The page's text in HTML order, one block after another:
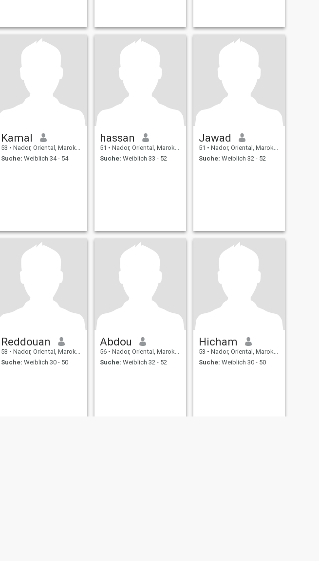
Kamal
53 • Nador, Oriental, Marokko
Suche: Weiblich 34 - 54
hassan
51 • Nador, Oriental, Marokko
Suche: Weiblich 33 - 52
Jawad
51 • Nador, Oriental, Marokko
Suche: Weiblich 32 - 52
Reddouan
53 • Nador, Oriental, Marokko
Suche: Weiblich 30 - 50
Abdou
56 • Nador, Oriental, Marokko
Suche: Weiblich 32 - 52
Hicham
53 • Nador, Oriental, Marokko
Suche: Weiblich 30 - 50